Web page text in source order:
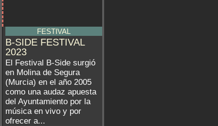
FESTIVAL
B-SIDE FESTIVAL
2023
El Festival B-Side surgió
en Molina de Segura
(Murcia) en el año 2005
como una audaz apuesta
del Ayuntamiento por la
música en vivo y por
ofrecer a...